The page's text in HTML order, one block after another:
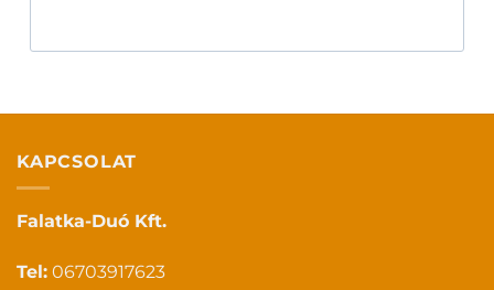
KAPCSOLAT
Falatka-Duó Kft.
Tel: 06703917623